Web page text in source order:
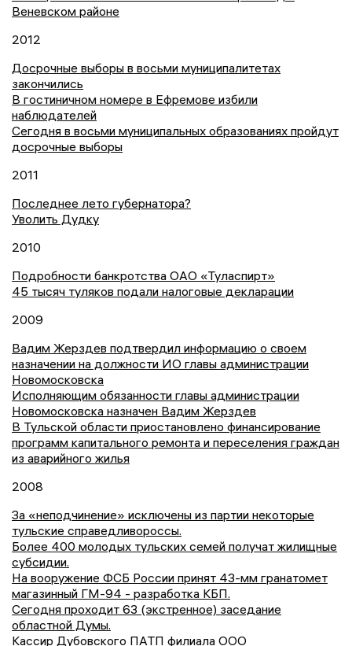
Веневском районе
2012
Досрочные выборы в восьми муниципалитетах
закончились
В гостиничном номере в Ефремове избили
наблюдателей
Сегодня в восьми муниципальных образованиях пройдут
досрочные выборы
2011
Последнее лето губернатора?
Уволить Дудку
2010
Подробности банкротства ОАО «Туласпирт»
45 тысяч туляков подали налоговые декларации
2009
Вадим Жерздев подтвердил информацию о своем
назначении на должности ИО главы администрации
Новомосковска
Исполняющим обязанности главы администрации
Новомосковска назначен Вадим Жерздев
В Тульской области приостановлено финансирование
программ капитального ремонта и переселения граждан
из аварийного жилья
2008
За «неподчинение» исключены из партии некоторые
тульские справедливороссы.
Более 400 молодых тульских семей получат жилищные
субсидии.
На вооружение ФСБ России принят 43-мм гранатомет
магазинный ГМ-94 - разработка КБП.
Сегодня проходит 63 (экстренное) заседание
областной Думы.
Кассир Дубовского ПАТП филиала ООО